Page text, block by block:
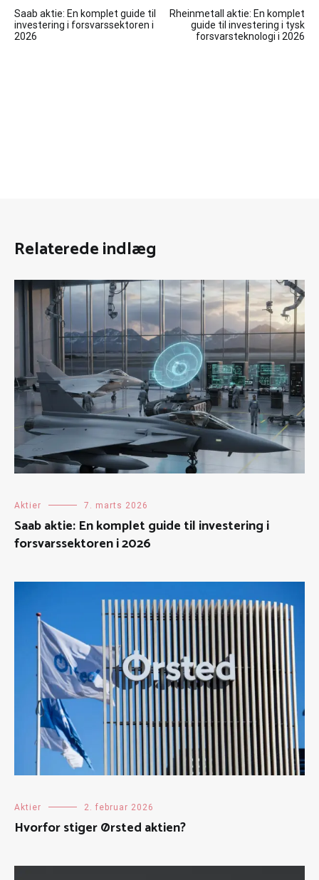
Saab aktie: En komplet guide til
investering i forsvarssektoren i
2026
Rheinmetall aktie: En komplet
guide til investering i tysk
forsvarsteknologi i 2026
Relaterede indlæg
Aktier 7. marts 2026
Saab aktie: En komplet guide til investering i
forsvarssektoren i 2026
Aktier 2. februar 2026
Hvorfor stiger Ørsted aktien?